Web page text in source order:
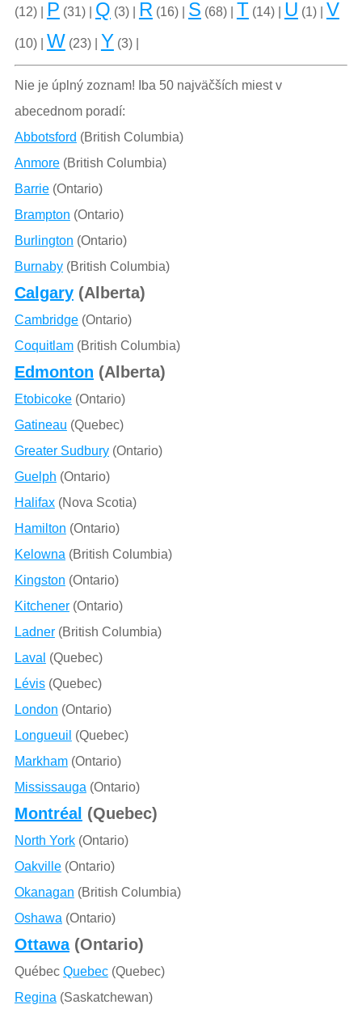
(12) | P (31) | Q (3) | R (16) | S (68) | T (14) | U (1) | V
(10) | W (23) | Y (3) |
Nie je úplný zoznam! Iba 50 najväčších miest v
abecednom poradí:
Abbotsford (British Columbia)
Anmore(British Columbia)
Barrie(Ontario)
Brampton (Ontario)
Burlington (Ontario)
Burnaby(British Columbia)
Calgary(Alberta)
Cambridge(Ontario)
Coquitlam(British Columbia)
Edmonton (Alberta)
Etobicoke(Ontario)
Gatineau (Quebec)
Greater Sudbury(Ontario)
Guelph (Ontario)
Halifax(Nova Scotia)
Hamilton (Ontario)
Kelowna (British Columbia)
Kingston (Ontario)
Kitchener(Ontario)
Ladner(British Columbia)
Laval (Quebec)
Lévis(Quebec)
London (Ontario)
Longueuil (Quebec)
Markham(Ontario)
Mississauga (Ontario)
Montréal (Quebec)
North York(Ontario)
Oakville(Ontario)
Okanagan (British Columbia)
Oshawa (Ontario)
Ottawa(Ontario)
Québec Quebec(Quebec)
Regina (Saskatchewan)